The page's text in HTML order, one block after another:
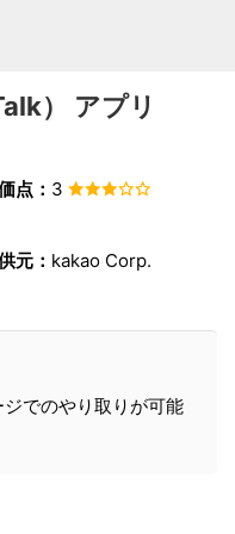
） アプリ
点： 3
元： kakao Corp.
でのやり取りが可能